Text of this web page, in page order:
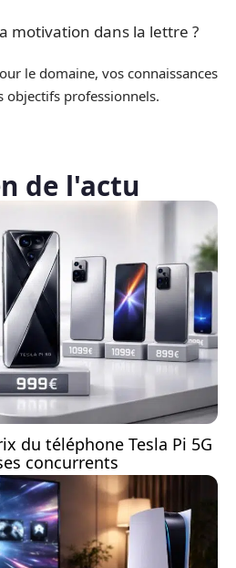
motivation dans la lettre ?
le domaine, vos connaissances
objectifs professionnels.
de l'actu
du téléphone Tesla Pi 5G
concurrents